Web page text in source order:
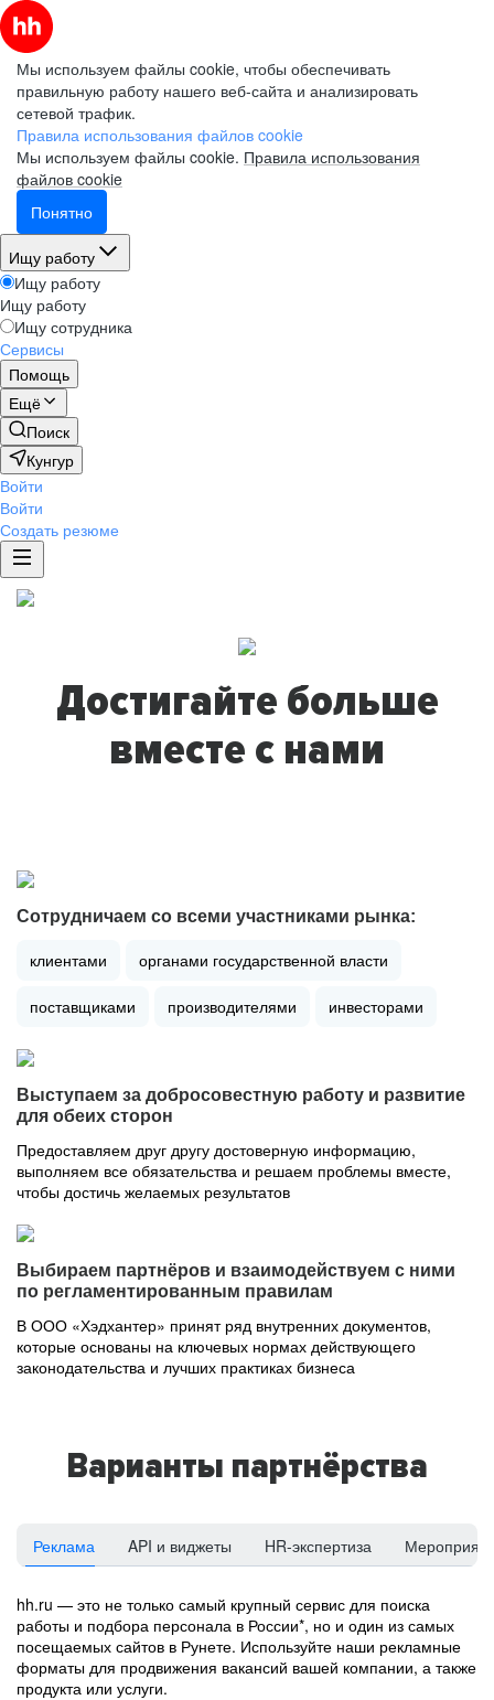
Мы используем файлы cookie, чтобы обеспечивать
правильную работу нашего веб-сайта и анализировать
сетевой трафик.
Правила использования файлов cookie
Мы используем файлы cookie. Правила использования
файлов cookie
Понятно
Ищу работу
Ищу работу
Ищу работу
Ищу сотрудника
Сервисы
Помощь
Ещё
Поиск
Кунгур
Войти
Войти
Создать резюме
Достигайте больше
вместе с нами
Сотрудничаем со всеми участниками рынка:
клиентами органами государственной власти
поставщиками производителями инвесторами
Выступаем за добросовестную работу и развитие
для обеих сторон
Предоставляем друг другу достоверную информацию,
выполняем все обязательства и решаем проблемы вместе,
чтобы достичь желаемых результатов
Выбираем партнёров и взаимодействуем с ними
по регламентированным правилам
В ООО «Хэдхантер» принят ряд внутренних документов,
которые основаны на ключевых нормах действующего
законодательства и лучших практиках бизнеса
Варианты партнёрства
Реклама API и виджеты HR-экспертиза
hh.ru — это не только самый крупный сервис для поиска
работы и подбора персонала в России*, но и один из самых
посещаемых сайтов в Рунете. Используйте наши рекламные
форматы для продвижения вакансий вашей компании, а также
продукта или услуги.